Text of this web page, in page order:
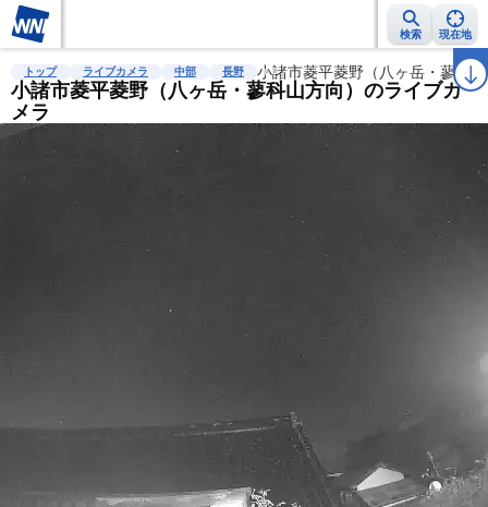
検索 現在地
雨雲レーダー 台風情報 地震情報 警報・注意報 2週間天気 ラ
トップ ライブカメラ 中部 長野 小諸市菱平菱野（八ヶ岳・蓼科
小諸市菱平菱野（八ヶ岳・蓼科山方向）のライブカ
メラ